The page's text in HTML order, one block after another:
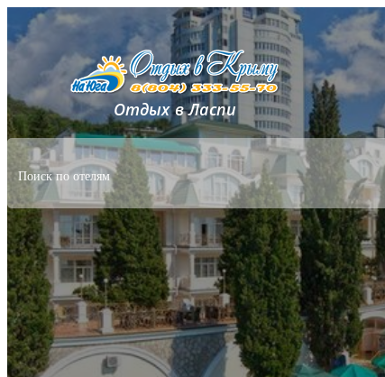
Отдых в Ласпи